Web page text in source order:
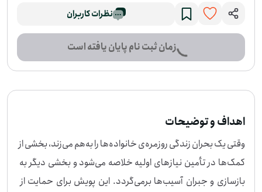
زی و جبران آسیب‌ها برمی‌گردد. این پویش برای حمایت از آسیب‌دیدگان جنگ شکل گرفت
به کار گرفته شود. این فرصت در کرجِ البرز برگزار می‌شود و برای عموم مردم، خیرین، فعالا
ن اجتماعی و همین‌طور افرادی با تخصص‌های فنی، مهندسی، پزشکی، روانشناسی، فناور
ی اطلاعات و خدماتی مناسب است. اگر متعهد و مسئولیت‌پذیر هستید، می‌توانید با تو
جه به توان و مهارت خود در حمایت از خانواده‌های آسیب‌دیده و کمک به بازگشت شرای
نظرات کاربران
زمان ثبت نام پایان یافته است
اهداف و توضیحات
وقتی یک بحران زندگی روزمره‌ی خانواده‌ها را به‌هم می‌زند، بخشی از
کمک‌ها در تأمین نیازهای اولیه خلاصه می‌شود و بخشی دیگر به
بازسازی و جبران آسیب‌ها برمی‌گردد. این پویش برای حمایت از